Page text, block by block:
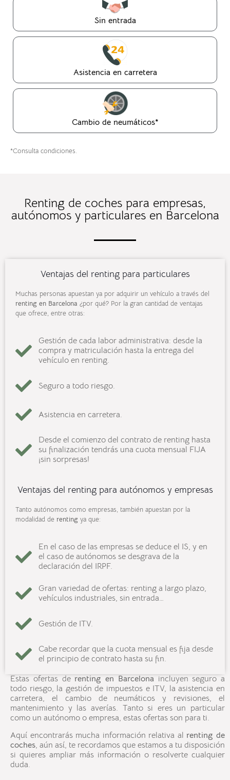
Sin entrada
Asistencia en carretera
Cambio de neumáticos*
*Consulta condiciones.
Renting de coches para empresas,
autónomos y particulares en Barcelona
Ventajas del renting para particulares
Muchas personas apuestan ya por adquirir un vehículo a través del
renting en Barcelona ¿por qué? Por la gran cantidad de ventajas
que ofrece, entre otras:
Gestión de cada labor administrativa: desde la
compra y matriculación hasta la entrega del
vehículo en renting.
Seguro a todo riesgo.
Asistencia en carretera.
Desde el comienzo del contrato de renting hasta
su finalización tendrás una cuota mensual FIJA
¡sin sorpresas!
Ventajas del renting para autónomos y empresas
Tanto autónomos como empresas, también apuestan por la
modalidad de renting ya que:
En el caso de las empresas se deduce el IS, y en
el caso de autónomos se desgrava de la
declaración del IRPF.
Gran variedad de ofertas: renting a largo plazo,
vehículos industriales, sin entrada…
Gestión de ITV.
Cabe recordar que la cuota mensual es fija desde
el principio de contrato hasta su fin.
Estas ofertas de renting en Barcelonaincluyen seguro a
todo riesgo, la gestión de impuestos e ITV, la asistencia en
carretera, el cambio de neumáticos y revisiones, el
mantenimiento y las averías. Tanto si eres un particular
como un autónomo o empresa, estas ofertas son para ti.
Aquí encontrarás mucha información relativa al renting de
coches, aún así, te recordamos que estamos a tu disposición
si quieres ampliar más información o resolverte cualquier
duda.